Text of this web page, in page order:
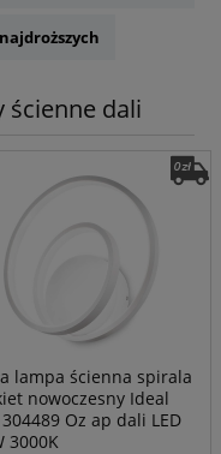
ścienne dali
lampa ścienna spirala
nowoczesny Ideal
Oz ap dali LED
3000K